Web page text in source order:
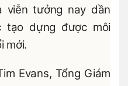
viễn tưởng nay dần
tạo dựng được môi
mới.
Evans, Tổng Giám